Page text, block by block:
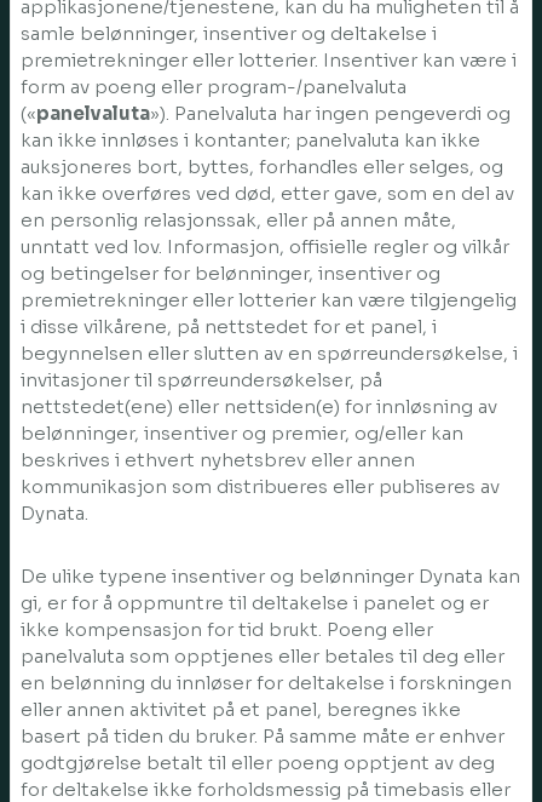
applikasjonene/tjenestene, kan du ha muligheten til å
samle belønninger, insentiver og deltakelse i
premietrekninger eller lotterier. Insentiver kan være i
form av poeng eller program-/panelvaluta
(«panelvaluta»). Panelvaluta har ingen pengeverdi og
kan ikke innløses i kontanter; panelvaluta kan ikke
auksjoneres bort, byttes, forhandles eller selges, og
kan ikke overføres ved død, etter gave, som en del av
en personlig relasjonssak, eller på annen måte,
unntatt ved lov. Informasjon, offisielle regler og vilkår
og betingelser for belønninger, insentiver og
premietrekninger eller lotterier kan være tilgjengelig
i disse vilkårene, på nettstedet for et panel, i
begynnelsen eller slutten av en spørreundersøkelse, i
invitasjoner til spørreundersøkelser, på
nettstedet(ene) eller nettsiden(e) for innløsning av
belønninger, insentiver og premier, og/eller kan
beskrives i ethvert nyhetsbrev eller annen
kommunikasjon som distribueres eller publiseres av
Dynata.
De ulike typene insentiver og belønninger Dynata kan
gi, er for å oppmuntre til deltakelse i panelet og er
ikke kompensasjon for tid brukt. Poeng eller
panelvaluta som opptjenes eller betales til deg eller
en belønning du innløser for deltakelse i forskningen
eller annen aktivitet på et panel, beregnes ikke
basert på tiden du bruker. På samme måte er enhver
godtgjørelse betalt til eller poeng opptjent av deg
for deltakelse ikke forholdsmessig på timebasis eller